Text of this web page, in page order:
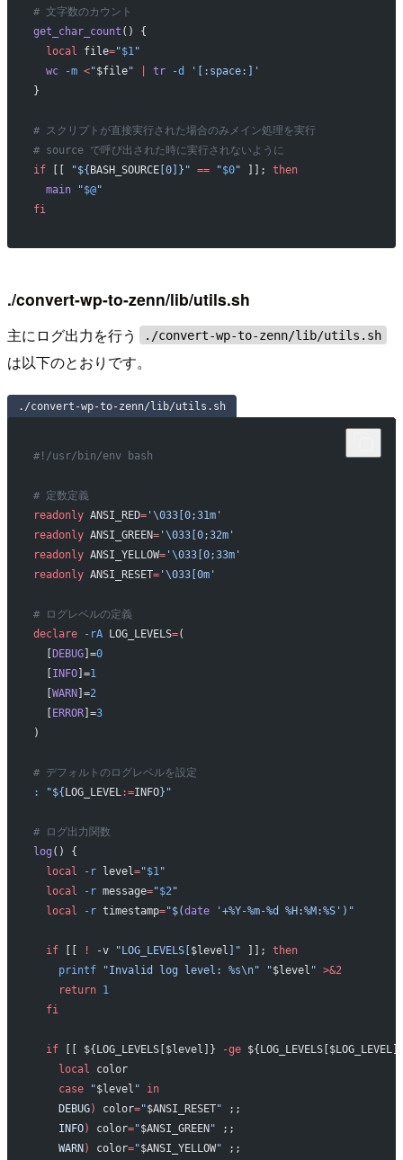
# 文字数のカウント
get_char_count () {
  local
file="$1"
  wc
-m <"$file" tr -d
'[:space:]'
}
# スクリプトが直接実行された場合のみメイン処理を実行
# source で呼び出された時に実行されないように
if [[ "${ BASH_SOURCE[0]}" == "$0" ]]; then
  main
"$@"
fi
./convert-wp-to-zenn/lib/utils.sh
主にログ出力を行う ./convert-wp-to-zenn/lib/utils.sh
は以下のとおりです。
./convert-wp-to-zenn/lib/utils.sh
#!/usr/bin/env bash
# 定数定義
readonly ANSI_RED='\033[0;31m'
readonly ANSI_GREEN='\033[0;32m'
readonly ANSI_YELLOW='\033[0;33m'
readonly ANSI_RESET='\033[0m'
# ログレベルの定義
declare -rA LOG_LEVELS=(
  [
DEBUG]=0
  [
INFO]=1
  [
WARN]=2
  [
ERROR]=3
)
# デフォルトのログレベルを設定
:
"${LOG_LEVEL :=INFO}"
# ログ出力関数
log () {
  local
-r level ="$1 "
  local
-r message="$2 "
  local
-r timestamp="$(date '+%Y-%m-%d %H:%M:%S')"
  if
[[ ! -v "LOG_LEVELS[$level ]" ]]; then
    printf
"Invalid log level: %s\n" "$level " >&2
    return
1
  fi
  if
[[ ${LOG_LEVELS[$level]} -ge
    local
color
    case
"$level " in
    DEBUG
) color="$ANSI_RESET" ;;
    INFO
) color="$ANSI_GREEN" ;;
    WARN
) color="$ANSI_YELLOW" ;;